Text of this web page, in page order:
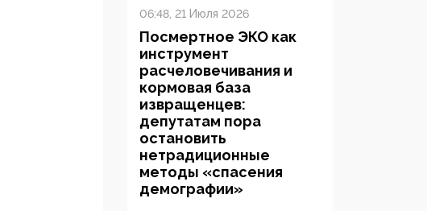
06:48, 21 Июля 2026
Посмертное ЭКО как
инструмент
расчеловечивания и
кормовая база
извращенцев:
депутатам пора
остановить
нетрадиционные
методы «спасения
демографии»